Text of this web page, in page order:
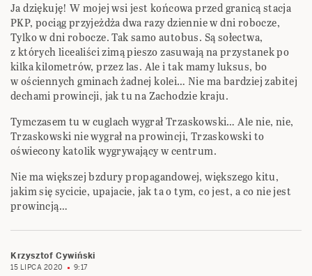
Ja dziękuję! W mojej wsi jest końcowa przed granicą stacja
PKP, pociąg przyjeżdża dwa razy dziennie w dni robocze,
Tylko w dni robocze. Tak samo autobus. Są sołectwa,
z których licealiści zimą pieszo zasuwają na przystanek po
kilka kilometrów, przez las. Ale i tak mamy luksus, bo
w ościennych gminach żadnej kolei… Nie ma bardziej zabitej
dechami prowincji, jak tu na Zachodzie kraju.
Tymczasem tu w cuglach wygrał Trzaskowski… Ale nie, nie,
Trzaskowski nie wygrał na prowincji, Trzaskowski to
oświecony katolik wygrywający w centrum.
Nie ma większej bzdury propagandowej, większego kitu,
jakim się sycicie, upajacie, jak ta o tym, co jest, a co nie jest
prowincją…
Krzysztof Cywiński
15 LIPCA 2020 9:17